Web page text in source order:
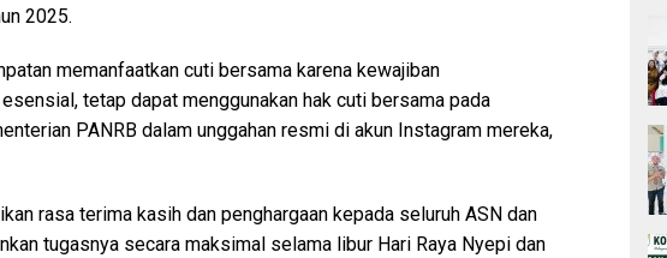
2025.
memanfaatkan cuti bersama karena kewajiban
tetap dapat menggunakan hak cuti bersama pada
PANRB dalam unggahan resmi di akun Instagram mereka,
rasa terima kasih dan penghargaan kepada seluruh ASN dan
tugasnya secara maksimal selama libur Hari Raya Nyepi dan